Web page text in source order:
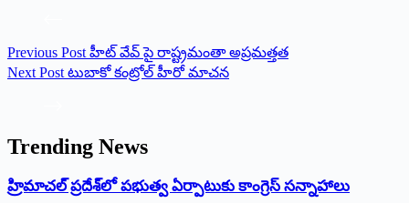
Previous Post హీట్ వేవ్ పై రాష్ట్రమంతా అప్రమత్తత
Next Post టుబాకో కంట్రోల్ హీరో మాచన
Trending News
‌హ్రిమాచల్‌ ‌ప్రదేశ్‌లో పభుత్వ ఏర్పాటుకు కాంగ్రెస్‌ ‌సన్నాహాలు